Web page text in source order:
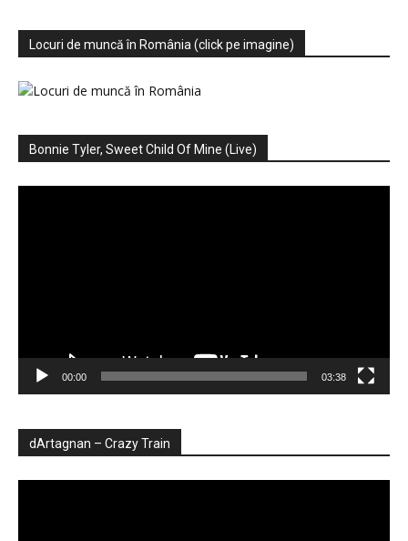
Locuri de muncă în România (click pe imagine)
Bonnie Tyler, Sweet Child Of Mine (Live)
00:00 03:38
dArtagnan – Crazy Train